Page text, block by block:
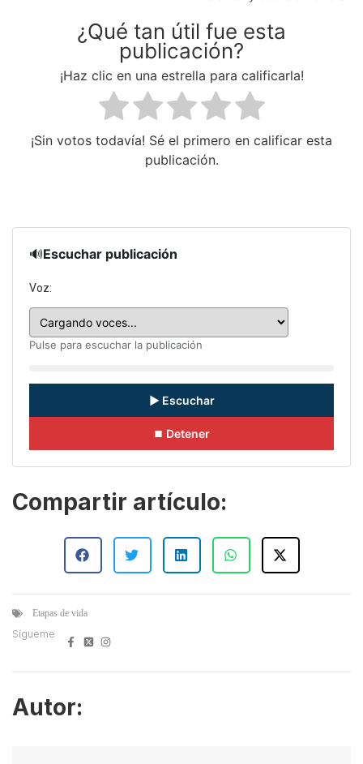
¿Qué tan útil fue esta
publicación?
¡Haz clic en una estrella para calificarla!
¡Sin votos todavía! Sé el primero en calificar esta
publicación.
🔊Escuchar publicación
Voz:
Pulse para escuchar la publicación
▶ Escuchar
⏹ Detener
Compartir artículo:
Etapas de vida
Sígueme
Autor: